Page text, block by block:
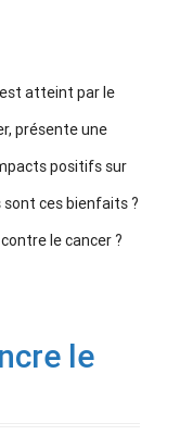
est atteint par le
présente une
positifs sur
sont ces bienfaits ?
le cancer ?
le